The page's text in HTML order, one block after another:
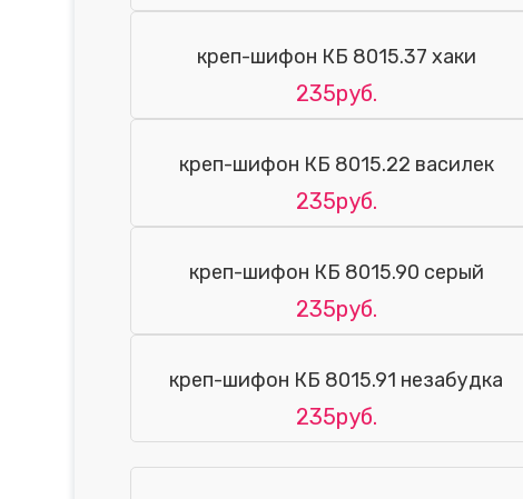
креп-шифон КБ 8015.37 хаки
235руб.
креп-шифон КБ 8015.22 василек
235руб.
креп-шифон КБ 8015.90 серый
235руб.
креп-шифон КБ 8015.91 незабудка
235руб.